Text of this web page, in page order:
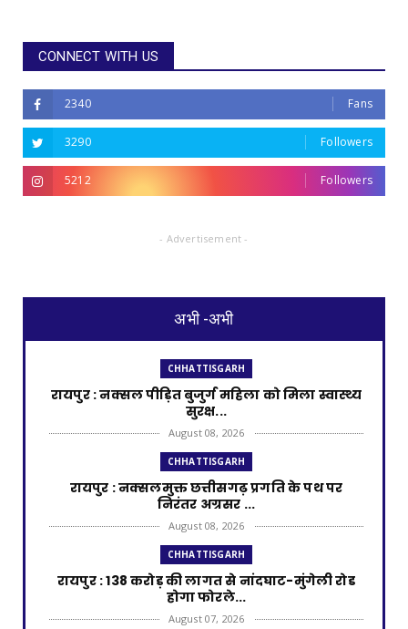
CONNECT WITH US
2340 Fans
3290 Followers
5212 Followers
- Advertisement -
अभी -अभी
CHHATTISGARH
रायपुर : नक्सल पीड़ित बुजुर्ग महिला को मिला स्वास्थ्य
सुरक्ष...
August 08, 2026
CHHATTISGARH
रायपुर : नक्सलमुक्त छत्तीसगढ़ प्रगति के पथ पर
निरंतर अग्रसर ...
August 08, 2026
CHHATTISGARH
रायपुर : 138 करोड़ की लागत से नांदघाट-मुंगेली रोड
होगा फोरले...
August 07, 2026